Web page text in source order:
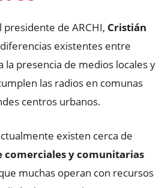
de ARCHI, Cristián
existentes entre
la presencia de medios locales y
las radios en comunas
centros urbanos.
existen cerca de
comerciales y comunitarias
muchas operan con recursos